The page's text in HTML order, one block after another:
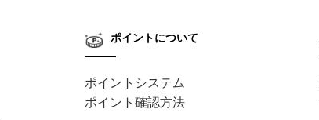
ポイントについて
ポイントシステム
ポイント確認方法